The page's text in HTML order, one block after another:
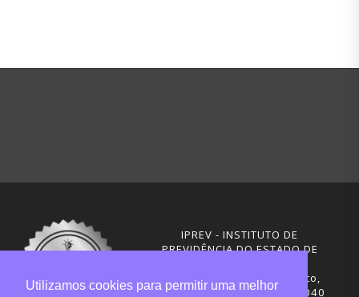
IPREV - INSTITUTO DE
PREVIDÊNCIA DO ESTADO DE
Rua Visconde de Ouro Preto,
291 – Centro - CEP: 88020-040
Utilizamos cookies para permitir uma melhor